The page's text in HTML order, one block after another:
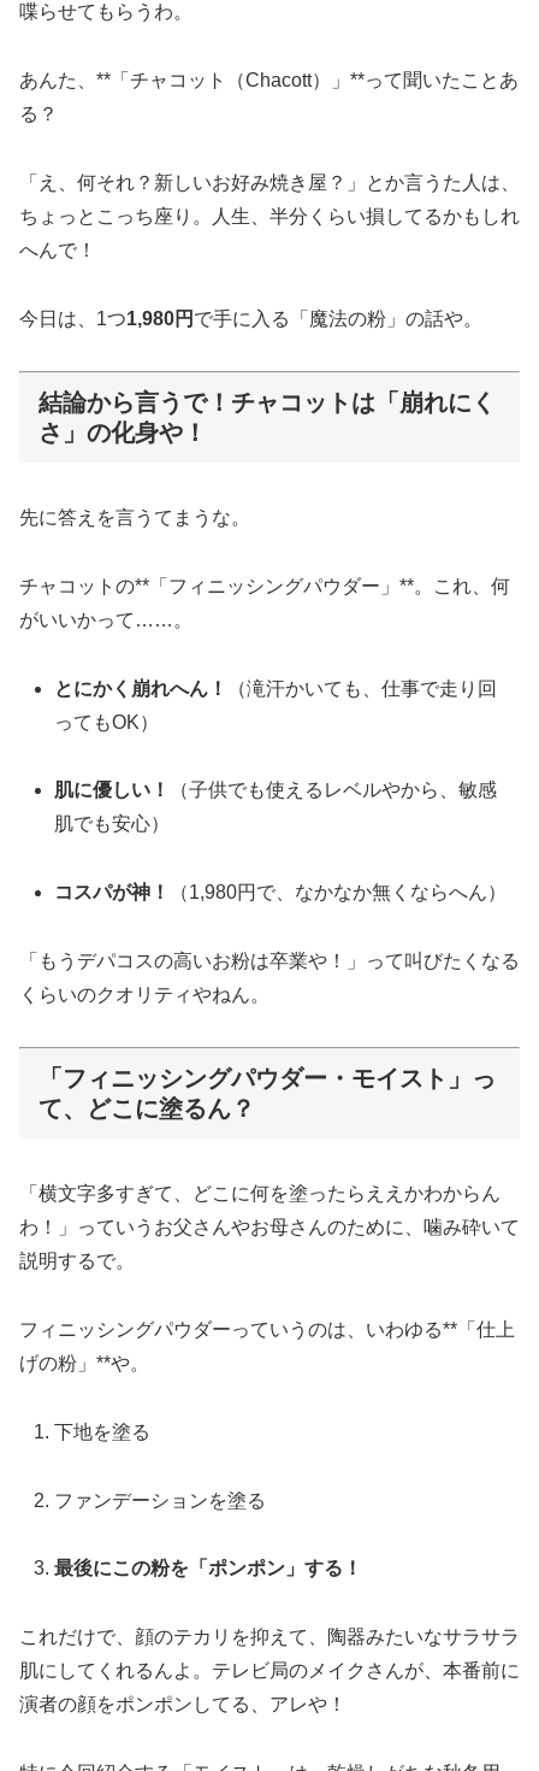
喋らせてもらうわ。
あんた、**「チャコット（Chacott）」**って聞いたことあ
る？
「え、何それ？新しいお好み焼き屋？」とか言うた人は、
ちょっとこっち座り。人生、半分くらい損してるかもしれ
へんで！
今日は、1つ1,980円 で手に入る「魔法の粉」の話や。
結論から言うで！チャコットは「崩れにく
さ」の化身や！
先に答えを言うてまうな。
チャコットの**「フィニッシングパウダー」**。これ、何
がいいかって……。
とにかく崩れへん！
（滝汗かいても、仕事で走り回
ってもOK）
肌に優しい！
（子供でも使えるレベルやから、敏感
肌でも安心）
コスパが神！ （1,980円で、なかなか無くならへん）
「もうデパコスの高いお粉は卒業や！」って叫びたくなる
くらいのクオリティやねん。
「フィニッシングパウダー・モイスト」っ
て、どこに塗るん？
「横文字多すぎて、どこに何を塗ったらええかわからん
わ！」っていうお父さんやお母さんのために、噛み砕いて
説明するで。
フィニッシングパウダーっていうのは、いわゆる**「仕上
げの粉」**や。
下地を塗る
ファンデーションを塗る
最後にこの粉を「ポンポン」する！
これだけで、顔のテカリを抑えて、陶器みたいなサラサラ
肌にしてくれるんよ。テレビ局のメイクさんが、本番前に
演者の顔をポンポンしてる、アレや！